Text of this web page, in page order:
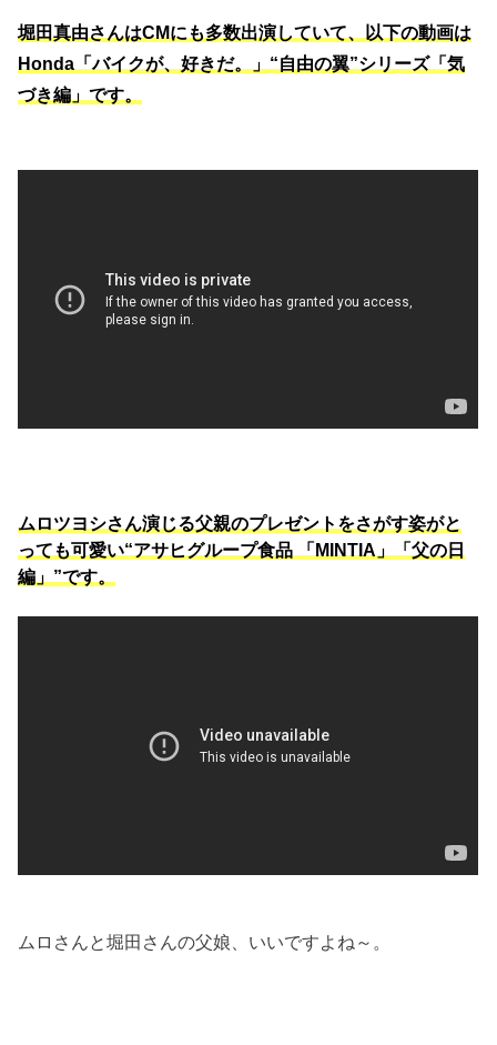
堀田真由さんはCMにも多数出演していて、以下の動画は
Honda「バイクが、好きだ。」“自由の翼”シリーズ「気
づき編」です。
ムロツヨシさん演じる父親のプレゼントをさがす姿がと
っても可愛い“アサヒグループ食品 「MINTIA」「父の日
編」”です。
ムロさんと堀田さんの父娘、いいですよね～。